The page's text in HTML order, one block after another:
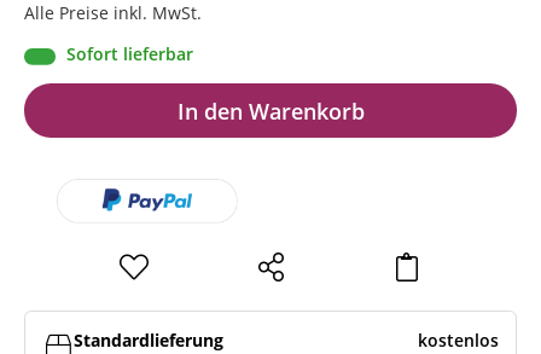
Alle Preise inkl. MwSt.
Sofort lieferbar
In den Warenkorb
Standardlieferung
kostenlos